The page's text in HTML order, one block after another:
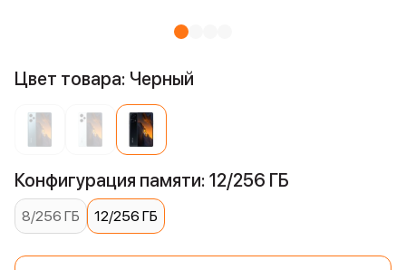
Цвет товара: Черный
Конфигурация памяти: 12/256 ГБ
8/256 ГБ 12/256 ГБ